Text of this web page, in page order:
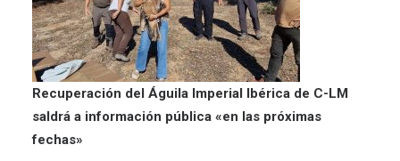
Recuperación del Águila Imperial Ibérica de C-LM
saldrá a información pública «en las próximas
fechas»